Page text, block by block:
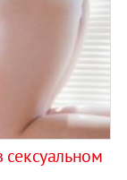
сексуальном